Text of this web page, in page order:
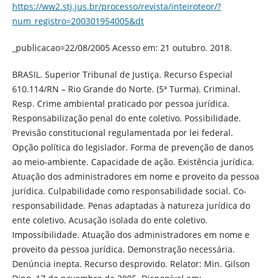
https://ww2.stj.jus.br/processo/revista/inteiroteor/?
num_registro=200301954005&dt
_publicacao=22/08/2005 Acesso em: 21 outubro. 2018.
BRASIL. Superior Tribunal de Justiça. Recurso Especial
610.114/RN – Rio Grande do Norte. (5ª Turma). Criminal.
Resp. Crime ambiental praticado por pessoa jurídica.
Responsabilização penal do ente coletivo. Possibilidade.
Previsão constitucional regulamentada por lei federal.
Opção política do legislador. Forma de prevenção de danos
ao meio-ambiente. Capacidade de ação. Existência jurídica.
Atuação dos administradores em nome e proveito da pessoa
jurídica. Culpabilidade como responsabilidade social. Co-
responsabilidade. Penas adaptadas à natureza jurídica do
ente coletivo. Acusação isolada do ente coletivo.
Impossibilidade. Atuação dos administradores em nome e
proveito da pessoa jurídica. Demonstração necessária.
Denúncia inepta. Recurso desprovido. Relator: Min. Gilson